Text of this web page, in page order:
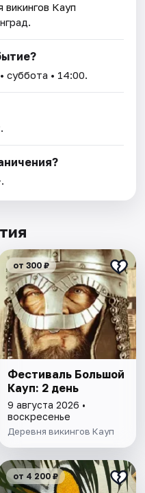
викингов Кауп
• суббота • 14:00.
от 300 ₽
Фестиваль Большой
Кауп: 2 день
9 августа 2026 •
воскресенье
Деревня викингов Кауп
от 4 200 ₽